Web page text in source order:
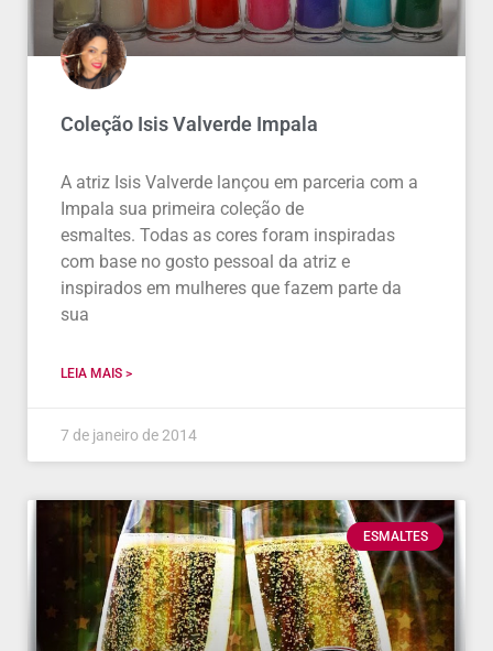
Coleção Isis Valverde Impala
A atriz Isis Valverde lançou em parceria com a
Impala sua primeira coleção de
esmaltes. Todas as cores foram inspiradas
com base no gosto pessoal da atriz e
inspirados em mulheres que fazem parte da
sua
LEIA MAIS >
7 de janeiro de 2014
ESMALTES